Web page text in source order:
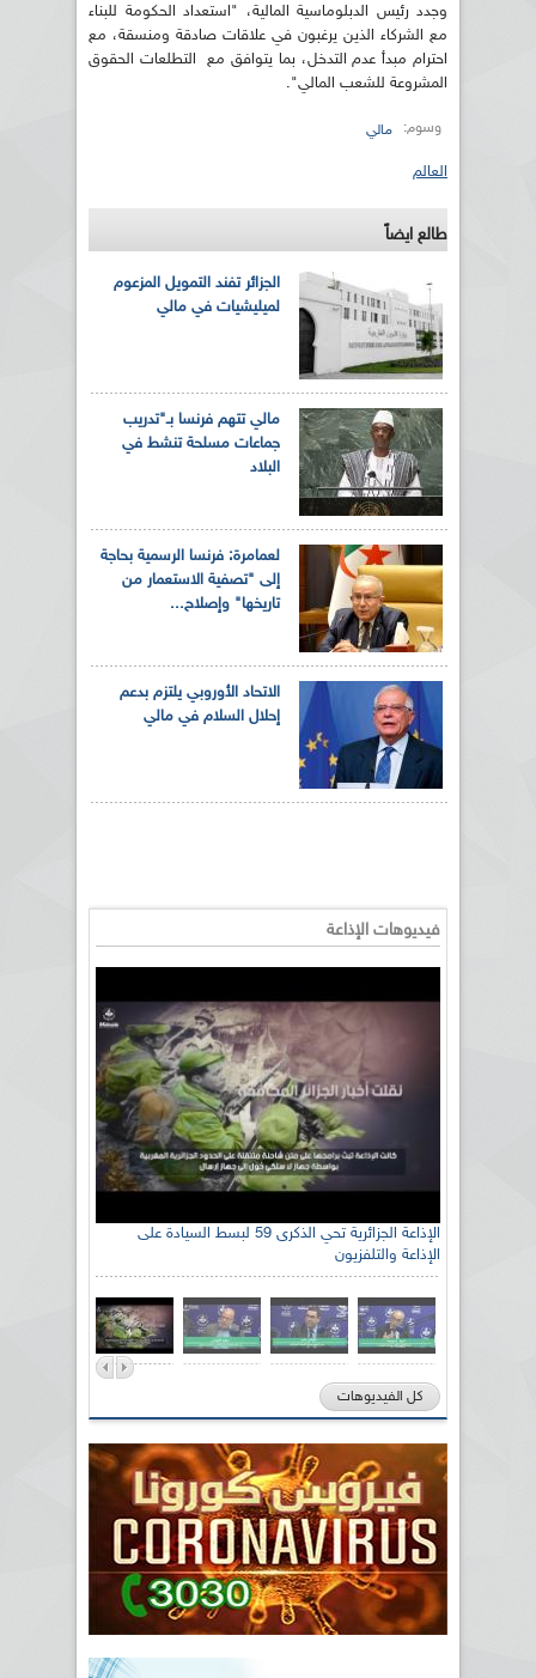
وجدد رئيس الدبلوماسية المالية، "استعداد الحكومة للبناء
مع الشركاء الذين يرغبون في علاقات صادقة ومنسقة، مع
احترام مبدأ عدم التدخل، بما يتوافق مع التطلعات الحقوق
المشروعة للشعب المالي".
وسوم: مالي
العالم
طالع ايضاً
الجزائر تفند التمويل المزعوم
لميليشيات في مالي
مالي تتهم فرنسا بـ"تدريب
جماعات مسلحة تنشط في
البلاد
لعمامرة: فرنسا الرسمية بحاجة
إلى "تصفية الاستعمار من
تاريخها" وإصلاح...
الاتحاد الأوروبي يلتزم بدعم
إحلال السلام في مالي
فيديوهات الإذاعة
الإذاعة الجزائرية تحي الذكرى 59 لبسط السيادة على
الإذاعة والتلفزيون
كل الفيديوهات